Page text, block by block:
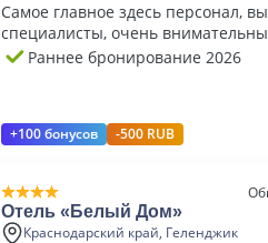
Самое главное здесь персонал,
специалисты, очень
Раннее бронирование 2026
+100 бонусов -500 RUB
Отель «Белый Дом»
Краснодарский край, Геленджик